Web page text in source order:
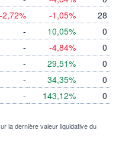
-2,72%
-
-
-
-
-
-1,05%
10,05%
-4,84%
29,51%
34,35%
143,12%
28
0
0
0
0
0
la dernière valeur liquidative du